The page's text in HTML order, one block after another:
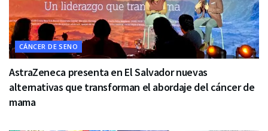
CÁNCER DE SENO
AstraZeneca presenta en El Salvador nuevas
alternativas que transforman el abordaje del cáncer de
mama